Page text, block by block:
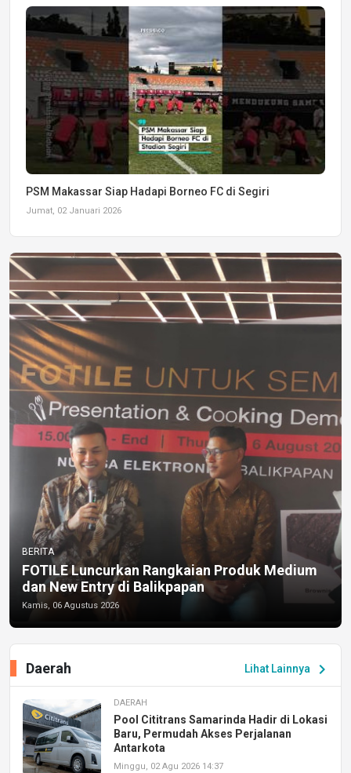
PSM Makassar Siap Hadapi Borneo FC di Segiri
Jumat, 02 Januari 2026
BERITA
FOTILE Luncurkan Rangkaian Produk Medium
dan New Entry di Balikpapan
Kamis, 06 Agustus 2026
Lihat Lainnya chevron_right
Daerah
DAERAH
Pool Cititrans Samarinda Hadir di Lokasi
Baru, Permudah Akses Perjalanan
Antarkota
Minggu, 02 Agu 2026 14:37